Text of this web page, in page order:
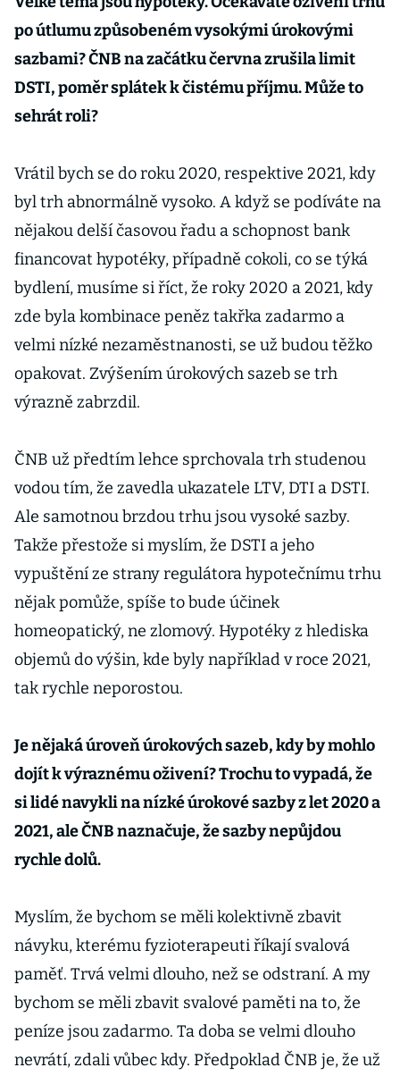
po útlumu způsobeném vysokými úrokovými
sazbami? ČNB na začátku června zrušila limit
DSTI, poměr splátek k čistému příjmu. Může to
sehrát roli?
Vrátil bych se do roku 2020, respektive 2021, kdy
byl trh abnormálně vysoko. A když se podíváte na
nějakou delší časovou řadu a schopnost bank
financovat hypotéky, případně cokoli, co se týká
bydlení, musíme si říct, že roky 2020 a 2021, kdy
zde byla kombinace peněz takřka zadarmo a
velmi nízké nezaměstnanosti, se už budou těžko
opakovat. Zvýšením úrokových sazeb se trh
výrazně zabrzdil.
ČNB už předtím lehce sprchovala trh studenou
vodou tím, že zavedla ukazatele LTV, DTI a DSTI.
Ale samotnou brzdou trhu jsou vysoké sazby.
Takže přestože si myslím, že DSTI a jeho
vypuštění ze strany regulátora hypotečnímu trhu
nějak pomůže, spíše to bude účinek
homeopatický, ne zlomový. Hypotéky z hlediska
objemů do výšin, kde byly například v roce 2021,
tak rychle neporostou.
Je nějaká úroveň úrokových sazeb, kdy by mohlo
dojít k výraznému oživení? Trochu to vypadá, že
si lidé navykli na nízké úrokové sazby z let 2020 a
2021, ale ČNB naznačuje, že sazby nepůjdou
rychle dolů.
Myslím, že bychom se měli kolektivně zbavit
návyku, kterému fyzioterapeuti říkají svalová
paměť. Trvá velmi dlouho, než se odstraní. A my
bychom se měli zbavit svalové paměti na to, že
peníze jsou zadarmo. Ta doba se velmi dlouho
nevrátí, zdali vůbec kdy. Předpoklad ČNB je, že už